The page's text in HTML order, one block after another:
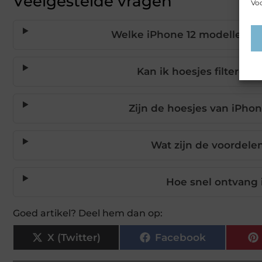
Welke iPhone 12 modellen
Kan ik hoesjes filteren
Zijn de hoesjes van
Wat zijn de
Hoe snel
Goed artikel? Deel hem dan op:
X (Twitter) Facebook